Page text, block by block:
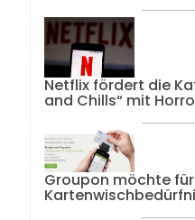
Netflix fördert die
and Chills“ mit
Groupon möchte